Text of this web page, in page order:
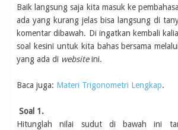
Baik langsung saja kita masuk ke
ada yang kurang jelas bisa langsung di
komentar dibawah. Di ingatkan kembali
soal kesini untuk kita bahas bersama
yang ada di websiteini.
Baca juga: Materi Trigonometri Lengkap.
Soal 1.
Hitunglah nilai sudut di bawah ini